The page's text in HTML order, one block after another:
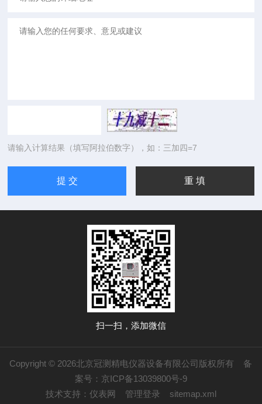
请输入计算结果（填写阿拉伯数字），如：三加四=7
扫一扫，添加微信
Copyright © 2026北京冠测精电仪器设备有限公司版权所有 备
案号：京ICP备13039800号-9
技术支持： 仪表网 管理登录 sitemap.xml